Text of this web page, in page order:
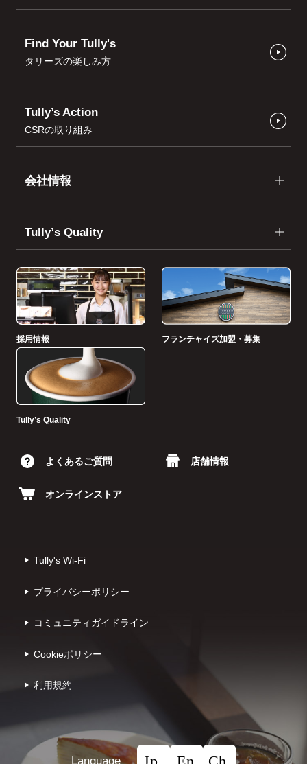
Find Your Tully's
タリーズの楽しみ方
Tully’s Action
CSRの取り組み
会社情報
Tullyʼs Quality
採用情報 フランチャイズ加盟・募集
Tullyʼs Quality
よくあるご質問 店舗情報
オンラインストア
Tully's Wi-Fi
プライバシーポリシー
コミュニティガイドライン
Cookieポリシー
利⽤規約
Language